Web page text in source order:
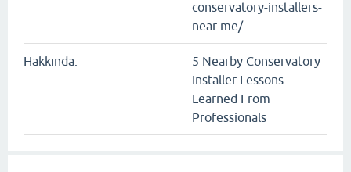
conservatory-installers-
near-me/
Hakkında:
5 Nearby Conservatory
Installer Lessons
Learned From
Professionals